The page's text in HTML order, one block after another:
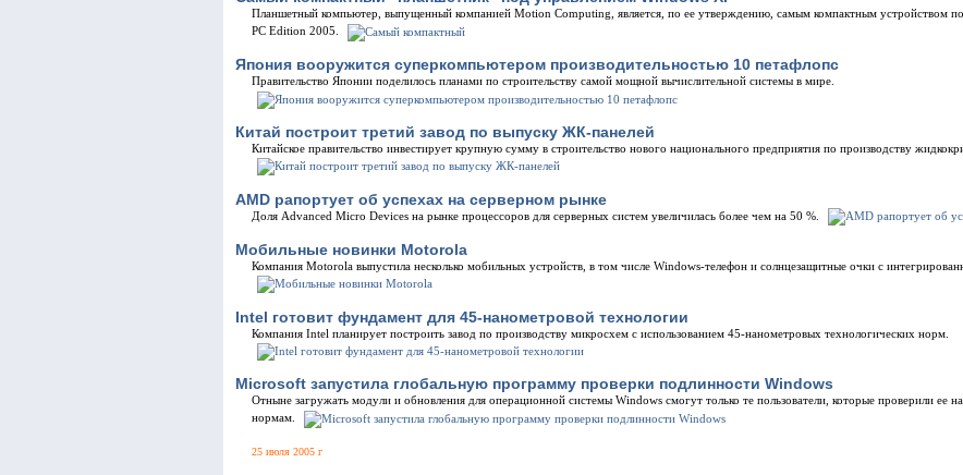
Планшетный компьютер, выпущенный компанией Motion Computing, является, по ее утверждению, самым компактным устройством
PC Edition 2005.
Япония вооружится суперкомпьютером производительностью 10 петафлопс
Правительство Японии поделилось планами по строительству самой мощной вычислительной системы в мире.
Китай построит третий завод по выпуску ЖК-панелей
Китайское правительство инвестирует крупную сумму в строительство нового национального предприятия по производству
AMD рапортует об успехах на серверном рынке
Доля Advanced Micro Devices на рынке процессоров для серверных систем увеличилась более чем на 50 %.
Мобильные новинки Motorola
Компания Motorola выпустила несколько мобильных устройств, в том числе Windows-телефон и солнцезащитные очки с
Intel готовит фундамент для 45-нанометровой технологии
Компания Intel планирует построить завод по производству микросхем с использованием 45-нанометровых технологических норм.
Microsoft запустила глобальную программу проверки подлинности Windows
Отныне загружать модули и обновления для операционной системы Windows смогут только те пользователи, которые проверили ее
нормам.
25 июля 2005 г